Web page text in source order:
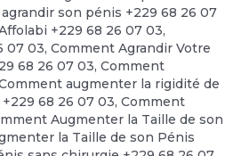
son pénis +229 68 26 07
+229 68 26 07 03,
07 03,Comment Agrandir Votre
68 26 07 03,Comment
augmenter la rigidité de
68 26 07 03,Comment
Augmenter la Taille de son
la Taille de son Pénis